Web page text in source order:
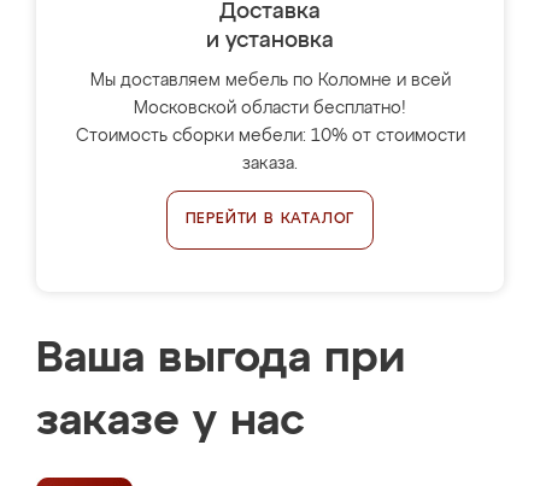
Доставка
и установка
Мы доставляем мебель по Коломне и всей
Московской области бесплатно!
Стоимость сборки мебели: 10% от стоимости
заказа.
ПЕРЕЙТИ В КАТАЛОГ
Ваша выгода при
заказе у нас